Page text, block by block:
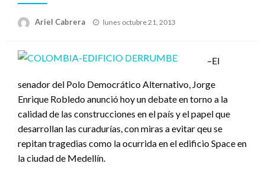
Ariel Cabrera
Publicado
lunes octubre 21, 2013
–El
senador del Polo Democrático Alternativo, Jorge
Enrique Robledo anunció hoy un debate en torno a la
calidad de las construcciones en el país y el papel que
desarrollan las curadurías, con miras a evitar qeu se
repitan tragedias como la ocurrida en el edificio Space en
la ciudad de Medellín.